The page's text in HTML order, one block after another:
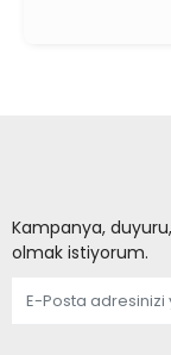
Kampanya,
olmak istiyorum.